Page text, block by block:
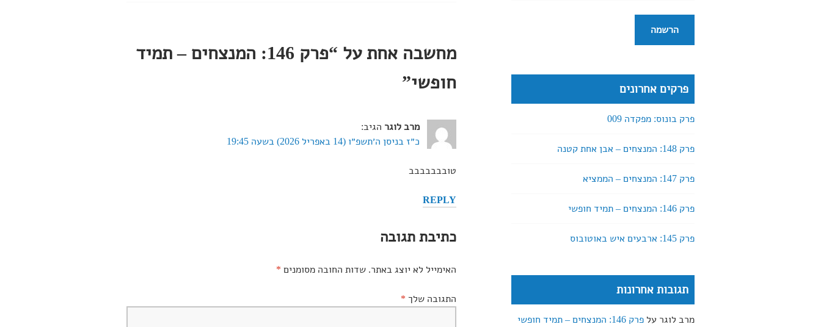
מחשבה אחת על “
פרק 146: המנצחים – תמיד
חופשי”
מרב לוגר הגיב:
כ״ז בניסן ה׳תשפ״ו (14 באפריל 2026) בשעה 19:45
טובבבבבבב
REPLY
כתיבת תגובה
האימייל לא יוצג באתר. שדות החובה מסומנים *
התגובה שלך *
פרקים אחרונים
פרק בונוס: מפקדה 009
פרק 148: המנצחים – אבן אחת קטנה
פרק 147: המנצחים – הממציא
פרק 146: המנצחים – תמיד חופשי
פרק 145: ארבעים איש באוטובוס
תגובות אחרונות
מרב לוגר על פרק 146: המנצחים – תמיד חופשי